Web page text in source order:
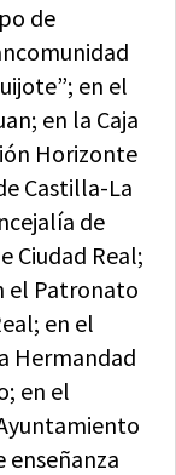
de
en el
en la Caja
Horizonte
Castilla-La
de
Ciudad Real;
el Patronato
en el
Hermandad
en el
enseñanza